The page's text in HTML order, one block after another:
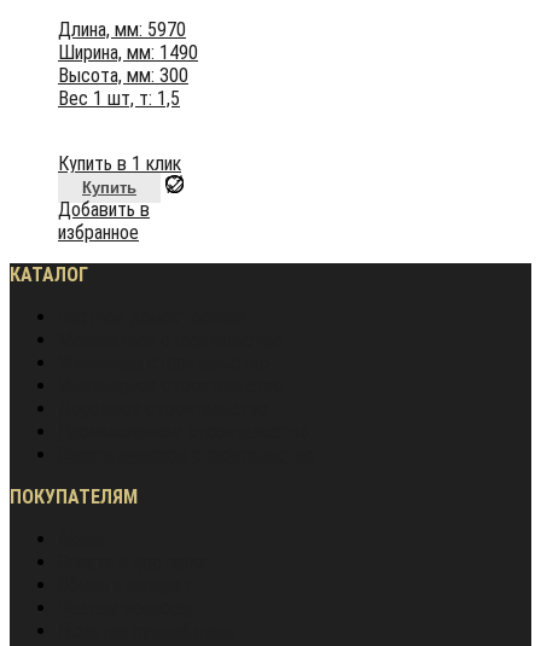
Длина, мм: 5970
Ширина, мм: 1490
Высота, мм: 300
Вес 1 шт, т: 1,5
Купить в 1 клик
Купить
Добавить в
избранное
КАТАЛОГ
ПОКУПАТЕЛЯМ